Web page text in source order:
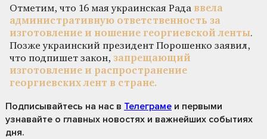
Отметим, что 16 мая украинская Рада ввела
административную ответственность за
изготовление и ношение георгиевской ленты.
Позже украинский президент Порошенко заявил,
что подпишет закон, запрещающий
изготовление и распространение
георгиевских лент в стране.
Подписывайтесь на нас в Телеграме и первыми
узнавайте о главных новостях и важнейших событиях
дня.